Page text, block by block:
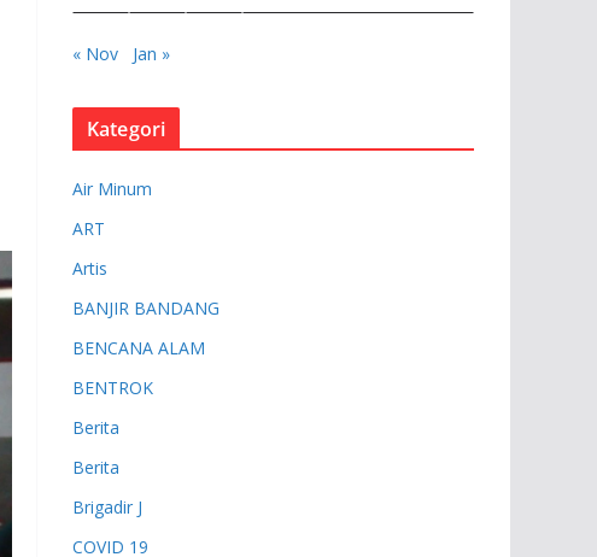
« Nov Jan »
Kategori
Air Minum
ART
Artis
BANJIR BANDANG
BENCANA ALAM
BENTROK
Berita
Berita
Brigadir J
COVID 19